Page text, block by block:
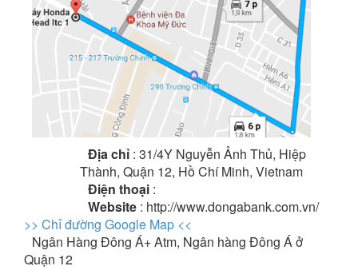
Địa chỉ : 31/4Y Nguyễn Ảnh Thủ, Hiệp
Thành, Quận 12, Hồ Chí Minh, Vietnam
Điện thoại :
Website : http://www.dongabank.com.vn/
>> Chỉ đường Google Map <<
Ngân Hàng Đông Á+ Atm, Ngân hàng Đông Á ở
Quận 12